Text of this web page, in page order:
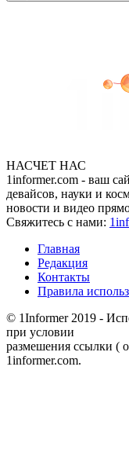
НАСЧЕТ НАС
1informer.com - ваш
девайсов, науки и
новости и видео
Свяжитесь с нами:
Главная
Редакция
Контакты
Правила
© 1Informer 2019 -
при условии
размешения ссылки (
1informer.com.